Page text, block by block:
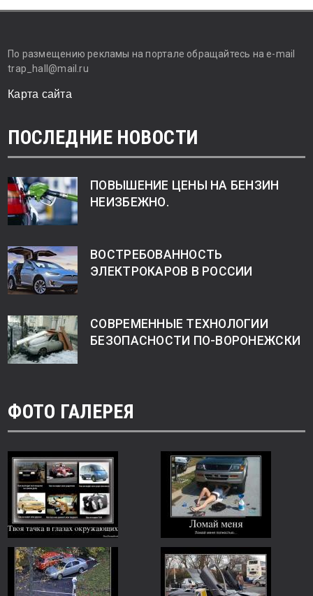
По размещению рекламы на портале обращайтесь на e-mail
trap_hall@mail.ru
Карта сайта
ПОСЛЕДНИЕ НОВОСТИ
ПОВЫШЕНИЕ ЦЕНЫ НА БЕНЗИН
НЕИЗБЕЖНО.
ВОСТРЕБОВАННОСТЬ
ЭЛЕКТРОКАРОВ В РОССИИ
СОВРЕМЕННЫЕ ТЕХНОЛОГИИ
БЕЗОПАСНОСТИ ПО-ВОРОНЕЖСКИ
ФОТО ГАЛЕРЕЯ